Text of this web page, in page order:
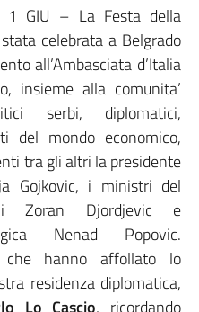
1 GIU – La Festa della
celebrata a Belgrado
all’Ambasciata d’Italia
insieme alla comunita’
serbi, diplomatici,
del mondo economico,
tra gli altri la presidente
Gojkovic, i ministri del
Zoran Djordjevic e
Nenad Popovic.
che hanno affollato lo
residenza diplomatica,
Lo Cascio, ricordando